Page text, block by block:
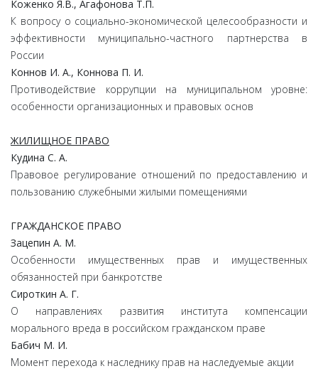
Коженко Я.В., Агафонова Т.П.
К вопросу о социально-экономической целесообразности и
эффективности муниципально-частного партнерства в
России
Коннов И. А., Коннова П. И.
Противодействие коррупции на муниципальном уровне:
особенности организационных и правовых основ
ЖИЛИЩНОЕ ПРАВО
Кудина С. А.
Правовое регулирование отношений по предоставлению и
пользованию служебными жилыми помещениями
ГРАЖДАНСКОЕ ПРАВО
Зацепин А. М.
Особенности имущественных прав и имущественных
обязанностей при банкротстве
Сироткин А. Г.
О направлениях развития института компенсации
морального вреда в российском гражданском праве
Бабич М. И.
Момент перехода к наследнику прав на наследуемые акции